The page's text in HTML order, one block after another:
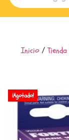
Inicio/Tienda
¡Agotado!